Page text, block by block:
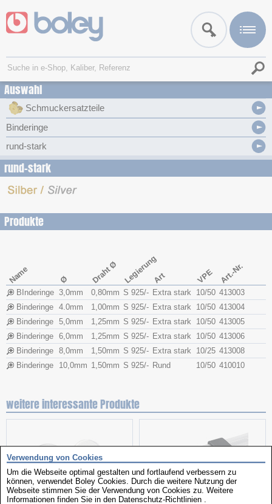
Auswahl
Schmuckersatzteile
Binderinge
rund-stark
rund-stark
Produkte
Name Ø Draht Ø LegierungArt VPE Art.-Nr.
BInderinge 3,0mm 0,80mm S 925/- Extra stark 10/50 413003
Binderinge 4.0mm 1,00mm S 925/- Extra stark 10/50 413004
Binderinge 5,0mm 1,25mm S 925/- Extra stark 10/50 413005
Binderinge 6,0mm 1,25mm S 925/- Extra stark 10/50 413006
Binderinge 8,0mm 1,50mm S 925/- Extra stark 10/25 413008
Binderinge
10,0mm 1,50mm S 925/- Rund 10/50 410010
weitere interessante Produkte
Verwendung von Cookies
Um die Webseite optimal gestalten und fortlaufend verbessern zu
können, verwendet Boley Cookies. Durch die weitere Nutzung der
Webseite stimmen Sie der Verwendung von Cookies zu. Weitere
Informationen finden Sie in den Datenschutz-Richtlinien